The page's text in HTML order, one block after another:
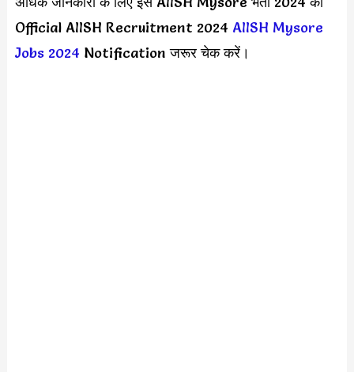
Official AIISH Recruitment 2024 AIISH Mysore
Jobs 2024 Notification जरूर चेक करें।